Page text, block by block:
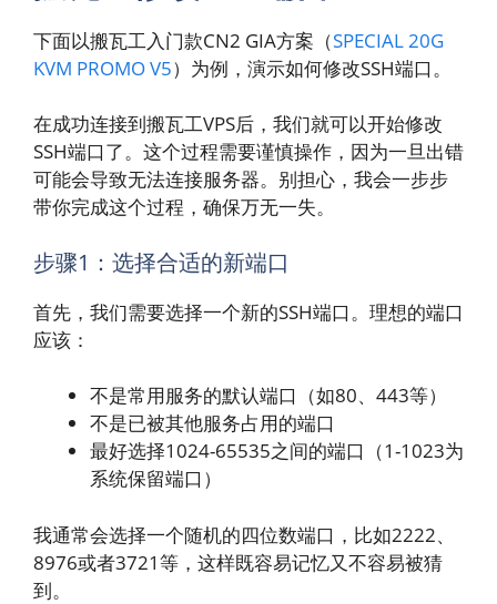
下面以搬瓦工入门款CN2 GIA方案（SPECIAL 20G
KVM PROMO V5）为例，演示如何修改SSH端口。
在成功连接到搬瓦工VPS后，我们就可以开始修改
SSH端口了。这个过程需要谨慎操作，因为一旦出错
可能会导致无法连接服务器。别担心，我会一步步
带你完成这个过程，确保万无一失。
步骤1：选择合适的新端口
首先，我们需要选择一个新的SSH端口。理想的端口
应该：
不是常用服务的默认端口（如80、443等）
不是已被其他服务占用的端口
最好选择1024-65535之间的端口（1-1023为
系统保留端口）
我通常会选择一个随机的四位数端口，比如2222、
8976或者3721等，这样既容易记忆又不容易被猜
到。